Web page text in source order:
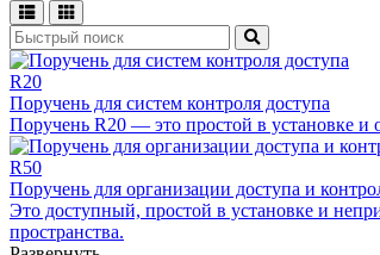
R20
Поручень для систем контроля доступа
Поручень R20 — это простой в установке и
R50
Поручень для организации доступа и
Это доступный, простой в установке и
пространства.